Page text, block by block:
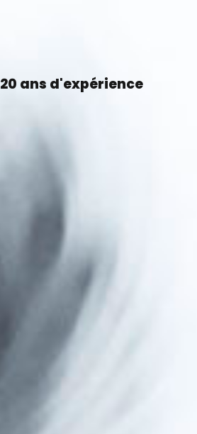
20 ans d'expérience